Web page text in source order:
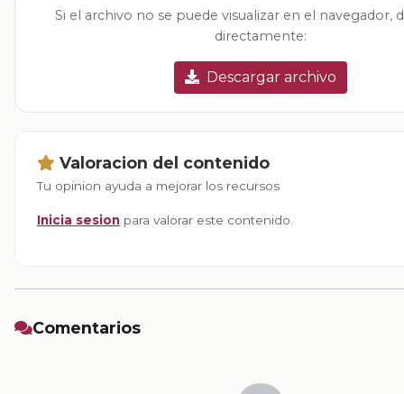
Si el archivo no se puede visualizar en el navegador,
directamente:
Descargar archivo
Valoracion del contenido
Tu opinion ayuda a mejorar los recursos
Inicia sesion para valorar este contenido.
Comentarios